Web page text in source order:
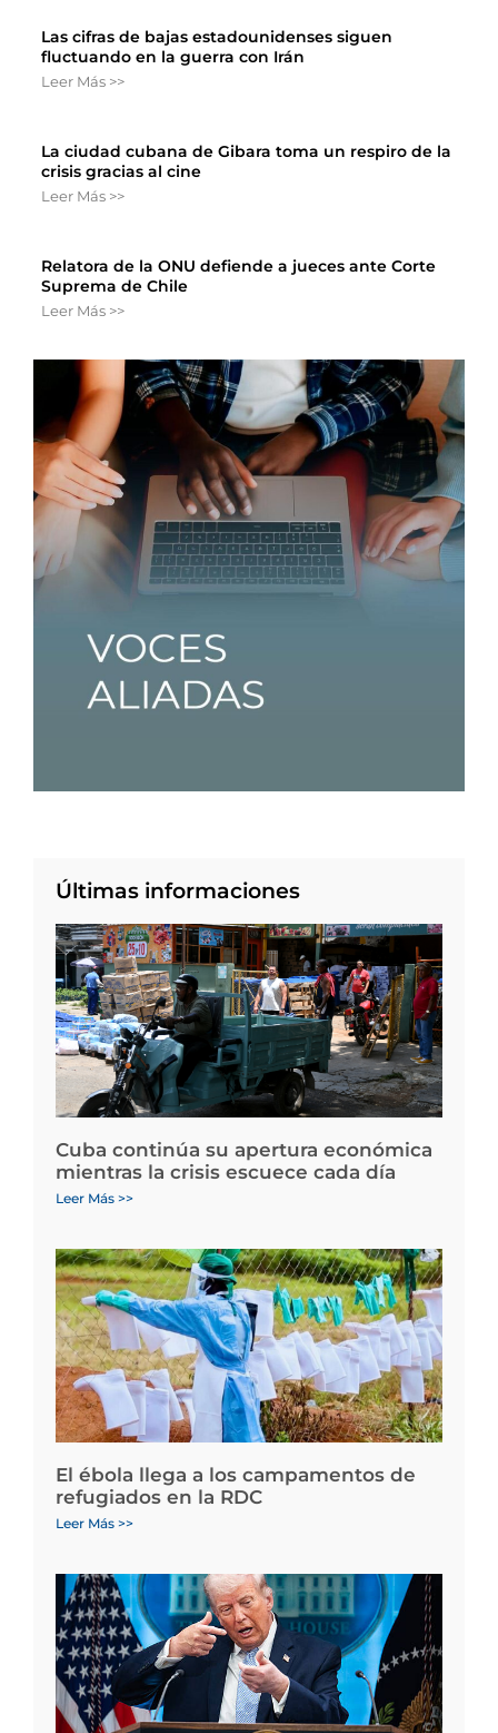
Las cifras de bajas estadounidenses siguen
fluctuando en la guerra con Irán
Leer Más >>
La ciudad cubana de Gibara toma un respiro de la
crisis gracias al cine
Leer Más >>
Relatora de la ONU defiende a jueces ante Corte
Suprema de Chile
Leer Más >>
Últimas informaciones
Cuba continúa su apertura económica
mientras la crisis escuece cada día
Leer Más >>
El ébola llega a los campamentos de
refugiados en la RDC
Leer Más >>